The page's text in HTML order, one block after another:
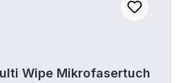
Wipe Mikrofasertuch